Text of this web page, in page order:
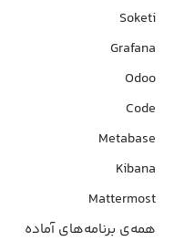
Soketi
Grafana
Odoo
Code
Metabase
Kibana
Mattermost
همه‌ی برنامه‌های آماده